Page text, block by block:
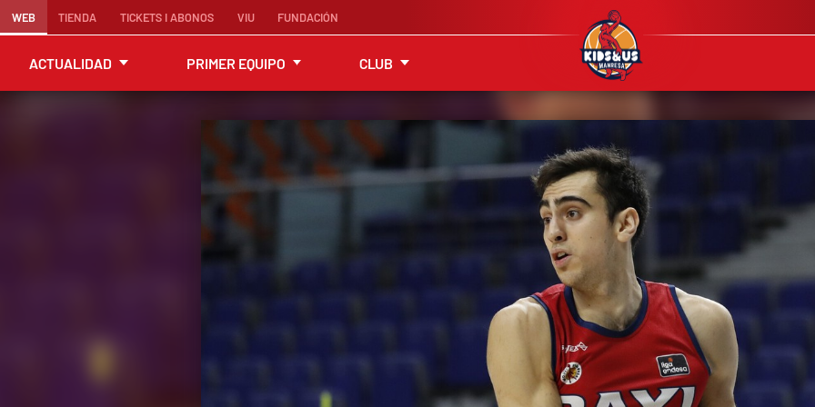
WEB TIENDA TICKETS I ABONOS VIU FUNDACIÓN
ACTUALIDAD PRIMER EQUIPO CLUB